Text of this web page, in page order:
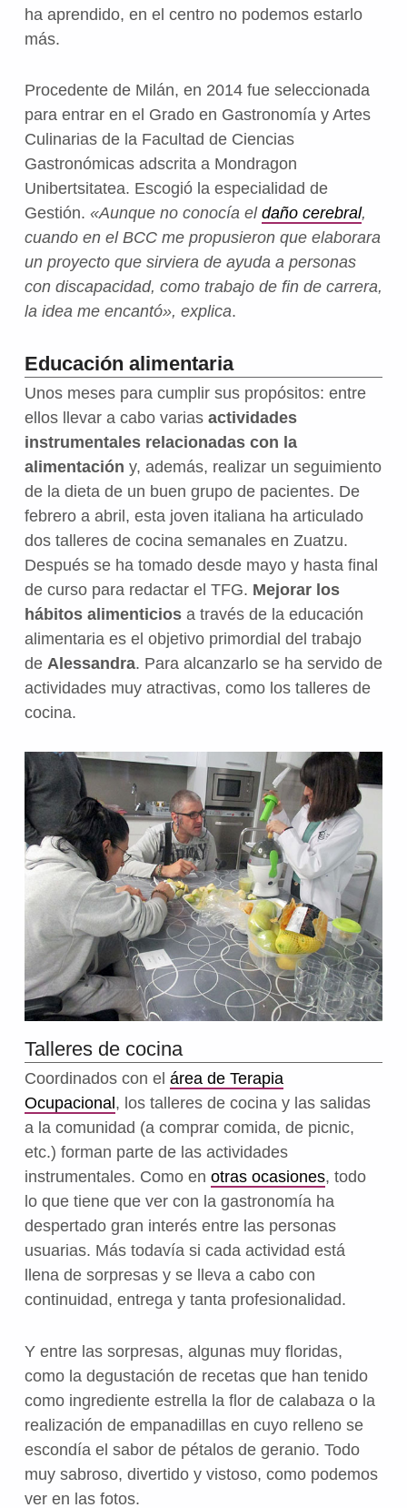
ha aprendido, en el centro no podemos estarlo
más.
Procedente de Milán, en 2014 fue seleccionada
para entrar en el Grado en Gastronomía y Artes
Culinarias de la Facultad de Ciencias
Gastronómicas adscrita a Mondragon
Unibertsitatea. Escogió la especialidad de
Gestión. «Aunque no conocía el daño cerebral,
cuando en el BCC me propusieron que elaborara
un proyecto que sirviera de ayuda a personas
con discapacidad, como trabajo de fin de carrera,
la idea me encantó», explica.
Educación alimentaria
Unos meses para cumplir sus propósitos: entre
ellos llevar a cabo varias actividades
instrumentales relacionadas con la
alimentación y, además, realizar un seguimiento
de la dieta de un buen grupo de pacientes. De
febrero a abril, esta joven italiana ha articulado
dos talleres de cocina semanales en Zuatzu.
Después se ha tomado desde mayo y hasta final
de curso para redactar el TFG. Mejorar los
hábitos alimenticiosa través de la educación
alimentaria es el objetivo primordial del trabajo
de Alessandra. Para alcanzarlo se ha servido de
actividades muy atractivas, como los talleres de
cocina.
Talleres de cocina
Coordinados con el área de Terapia
Ocupacional , los talleres de cocina y las salidas
a la comunidad (a comprar comida, de picnic,
etc.) forman parte de las actividades
instrumentales. Como en otras ocasiones, todo
lo que tiene que ver con la gastronomía ha
despertado gran interés entre las personas
usuarias. Más todavía si cada actividad está
llena de sorpresas y se lleva a cabo con
continuidad, entrega y tanta profesionalidad.
Y entre las sorpresas, algunas muy floridas,
como la degustación de recetas que han tenido
como ingrediente estrella la flor de calabaza o la
realización de empanadillas en cuyo relleno se
escondía el sabor de pétalos de geranio. Todo
muy sabroso, divertido y vistoso, como podemos
ver en las fotos.